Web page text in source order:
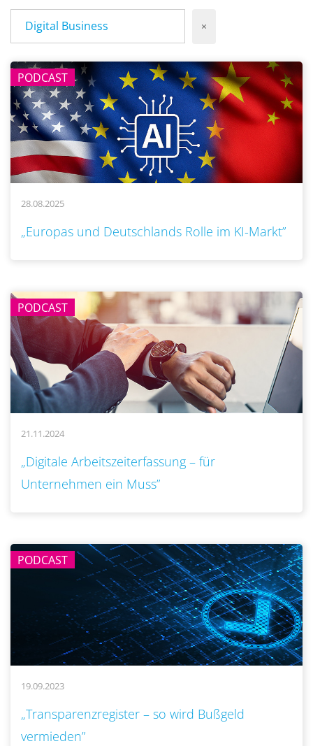
Digital Business ×
PODCAST
28.08.2025
„Europas und Deutschlands Rolle im KI-Markt”
PODCAST
21.11.2024
„Digitale Arbeitszeiterfassung – für
Unternehmen ein Muss”
PODCAST
19.09.2023
„Transparenzregister – so wird Bußgeld
vermieden”